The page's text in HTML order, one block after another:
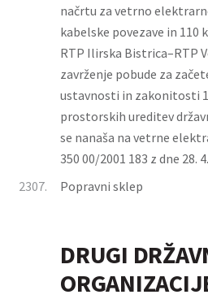
načrtu za vetrno
kabelske povezave in 110
RTP Ilirska Bistrica–RTP
zavrženje pobude za
ustavnosti in zakonitosti
prostorskih ureditev
se nanaša na vetrne
350 00/2001 183 z dne 28.
2307.
Popravni sklep
DRUGI